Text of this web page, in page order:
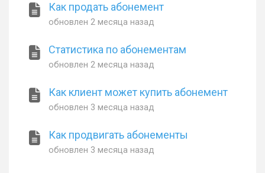
Как продать абонемент
обновлен2 месяца назад
Статистика по абонементам
обновлен2 месяца назад
Как клиент может купить абонемент
обновлен 3 месяца назад
Как продвигать абонементы
обновлен 3 месяца назад